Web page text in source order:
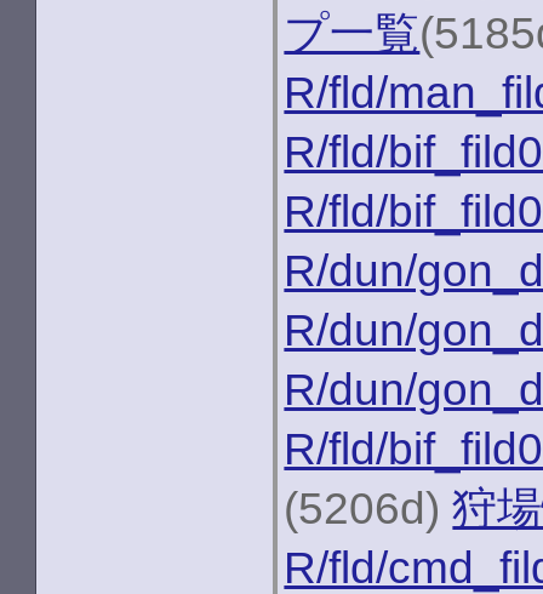
プ一覧
R/fld/
R/fld/
R/fld/
R/dun/
R/dun/
R/dun/
R/fld/
(5206d)狩
R/fld/